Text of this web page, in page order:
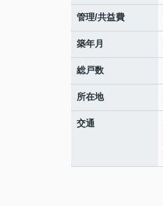
管理/共益費
築年月
総戸数
所在地
交通